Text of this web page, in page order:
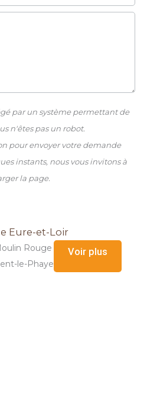
par un système permettant de
n'êtes pas un robot.
pour envoyer votre demande
instants, nous vous invitons à
la page.
Eure-et-Loir
Rouge
le-Phaye
Voir plus